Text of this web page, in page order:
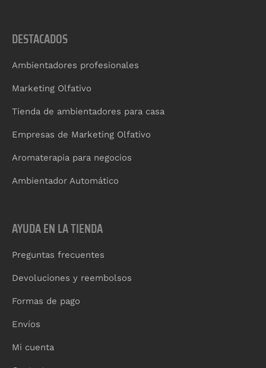
DESTACADOS
Ambientadores profesionales
Marketing Olfativo
Tienda de ambientadores para casa
Empresas de Marketing Olfativo
Aromaterapia para negocios
Ambientador Automático
AYUDA EN LA TIENDA
Preguntas frecuentes
Devoluciones y reembolsos
Formas de pago
Envíos
Mi cuenta